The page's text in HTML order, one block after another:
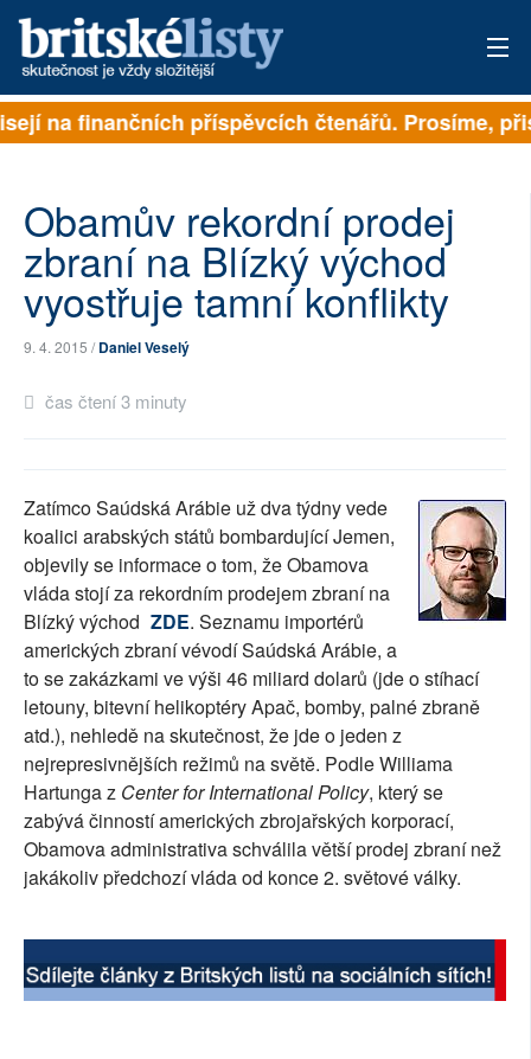
PŘIHLÁSIT
ARCHIV
ROZHOVORY
TÉMATA
NEJČTENĚJŠÍ ZA 7 DNÍ
PŘÍSPĚVKY NA PROVOZ
SOCIÁLNÍ SÍTĚ
RUBRIKY
PLNÁ VERZE STRÁNEK
na finančních příspěvcích čtenářů. Prosíme,
Obamův rekordní prodej
zbraní na Blízký východ
vyostřuje tamní konflikty
9. 4. 2015 /Daniel Veselý
čas čtení 3 minuty
Zatímco Saúdská Arábie už dva týdny vede
koalici arabských států bombardující Jemen,
objevily se informace o tom, že Obamova
vláda stojí za rekordním prodejem zbraní na
Blízký východ ZDE. Seznamu importérů
amerických zbraní vévodí Saúdská Arábie, a
to se zakázkami ve výši 46 miliard dolarů (jde o stíhací
letouny, bitevní helikoptéry Apač, bomby, palné zbraně
atd.), nehledě na skutečnost, že jde o jeden z
nejrepresivnějších režimů na světě. Podle Williama
Hartunga z Center for International Policy, který se
zabývá činností amerických zbrojařských korporací,
Obamova administrativa schválila větší prodej zbraní než
jakákoliv předchozí vláda od konce 2. světové války.